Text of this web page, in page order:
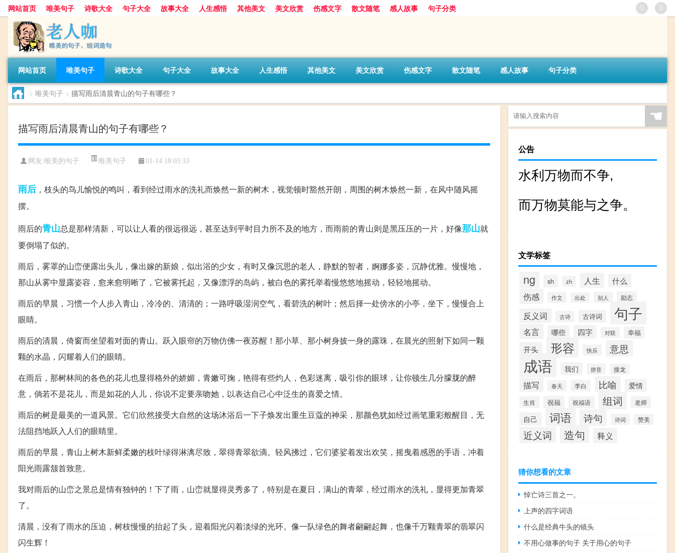
网站首页 唯美句子 诗歌大全 句子大全 故事大全 人生感悟 其他美文 美文欣赏 伤感文字 散文随笔 感人故事 句子分类
网站首页 唯美句子 诗歌大全 句子大全 故事大全 人生感悟 其他美文 美文欣赏 伤感文字 散文随笔 感人故事 句子分类
> 唯美句子 > 描写雨后清晨青山的句子有哪些？
描写雨后清晨青山的句子有哪些？
网友:唯美的句子 唯美句子 01-14 18:03:33
雨后 ，枝头的鸟儿愉悦的鸣叫，看到经过雨水的洗礼而焕然一新的树木，视觉顿时豁然开朗，周围的树木焕然一新，在风中随风摇
摆。
雨后的青山总是那样清新，可以让人看的很远很远，甚至达到平时目力所不及的地方，而雨前的青山则是黑压压的一片，好像那山就
要倒塌了似的。
雨后，雾罩的山峦便露出头儿，像出嫁的新娘，似出浴的少女，有时又像沉思的老人，静默的智者，婀娜多姿，沉静优雅。慢慢地，
那山从雾中显露姿容，愈来愈明晰了，它被雾托起，又像漂浮的岛屿，被白色的雾托举着慢悠悠地摇动，轻轻地摇动。
雨后的早晨，习惯一个人步入青山，冷冷的、清清的；一路呼吸湿润空气，看碧洗的树叶；然后择一处傍水的小亭，坐下，慢慢合上
眼睛。
雨后的清晨，倚窗而坐望着对面的青山。跃入眼帘的万物仿佛一夜苏醒！那小草、那小树身披一身的露珠，在晨光的照射下如同一颗
颗的水晶，闪耀着人们的眼睛。
在雨后，那树林间的各色的花儿也显得格外的娇媚，青嫩可掬，艳得有些灼人，色彩迷离，吸引你的眼球，让你顿生几分朦胧的醉
意，倘若不是花儿，而是如花的人儿，你说不定要亲吻她，以表达自己心中泛生的喜爱之情。
雨后的树是最美的一道风景。它们欣然接受大自然的这场沐浴后一下子焕发出重生豆蔻的神采，那颜色犹如经过画笔重彩般醒目，无
法阻挡地跃入人们的眼睛里。
雨后的早晨，青山上树木新鲜柔嫩的枝叶绿得淋漓尽致，翠得青翠欲滴。轻风拂过，它们婆娑着发出欢笑，摇曳着感恩的手语，冲着
阳光雨露颔首致意。
我对雨后的山峦之景总是情有独钟的！下了雨，山峦就显得灵秀多了，特别是在夏日，满山的青翠，经过雨水的洗礼，显得更加青翠
了。
清晨，没有了雨水的压迫，树枝慢慢的抬起了头，迎着阳光闪着淡绿的光环。像一队绿色的舞者翩翩起舞，也像千万颗青翠的翡翠闪
闪生辉！
☚
公告
水利万物而不争,
而万物莫能与之争。
文学标签
ng sh zh 人生 什么
伤感 作文 出处 别人 励志
反义词 古诗 古诗词 句子
名言 哪些 四字 对联 幸福
开头 形容 快乐 意思
成语 我们 拼音 接龙
描写 春天 李白 比喻 爱情
生肖 祝福 祝福语 组词 老师
自己 词语 诗句 诗词 赞美
近义词 造句 释义
猜你想看的文章
悼亡诗三首之一。
上声的四字词语
什么是经典牛头的镜头
不用心做事的句子 关于用心的句子